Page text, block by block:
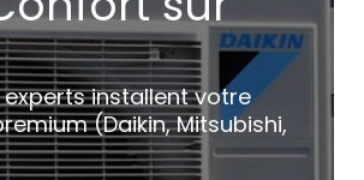
experts installent votre
(Daikin, Mitsubishi,